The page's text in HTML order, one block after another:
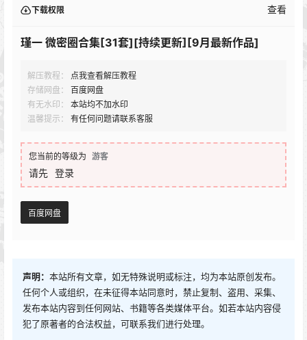
下载权限 查看
瑾一 微密圈合集[31套][持续更新][9月最新作品]
解压教程：
点我查看解压教程
存储网盘：
百度网盘
有无水印：
本站均不加水印
温馨提示：
有任何问题请联系客服
您当前的等级为 游客
请先 登录
百度网盘
声明： 本站所有文章，如无特殊说明或标注，均为本站原创发布。
任何个人或组织，在未征得本站同意时，禁止复制、盗用、采集、
发布本站内容到任何网站、书籍等各类媒体平台。如若本站内容侵
犯了原著者的合法权益，可联系我们进行处理。